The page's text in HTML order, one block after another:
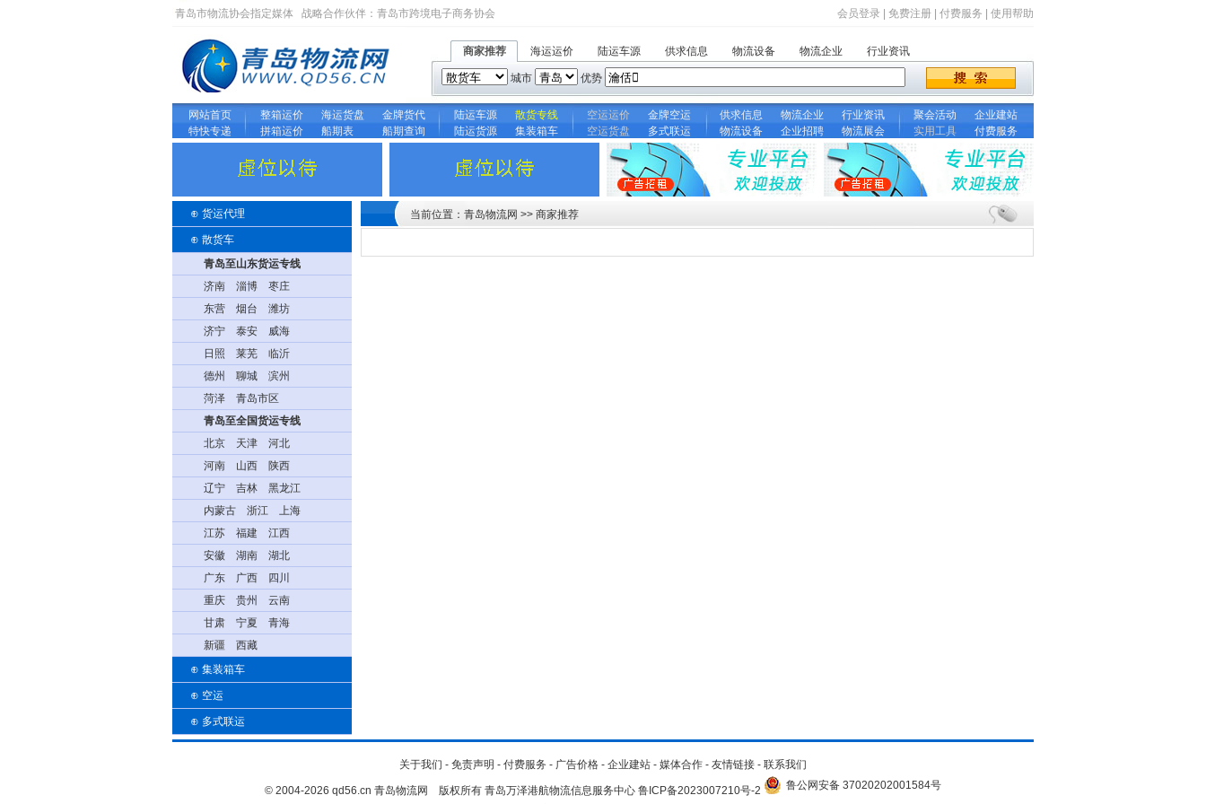
青岛市物流协会指定媒体 战略合作伙伴： 青岛市跨境电子商务协会 会员登录 免费注册 付费服务 使用帮助
商家推荐 海运运价 陆运车源 供求信息 物流设备 物流企业 行业资讯
城市 优势
网站首页 整箱运价 海运货盘 金牌货代 陆运车源 散货专线 空运运价 金牌空运 供求信息 物流企业 行业资讯 聚会活动
企业建站
特快专递
拼箱运价 船期表 船期查询 陆运货源 集装箱车 空运货盘 多式联运 物流设备 企业招聘 物流展会 实用工具 付费服务
⊕ 货运代理
⊕ 散货车
青岛至山东货运专线
济南
淄博
枣庄
东营
烟台
潍坊
济宁
泰安
威海
日照
莱芜
临沂
德州
聊城
滨州
菏泽
青岛市区
青岛至全国货运专线
北京
天津
河北
河南
山西
陕西
辽宁
吉林
黑龙江
内蒙古
浙江
上海
江苏
福建
江西
安徽
湖南
湖北
广东
广西
四川
重庆
贵州
云南
甘肃
宁夏
青海
新疆
西藏
⊕ 集装箱车
⊕ 空运
⊕ 多式联运
当前位置：青岛物流网 >> 商家推荐
关于我们 - 免责声明 - 付费服务 - 广告价格 - 企业建站 - 媒体合作 - 友情链接 - 联系我们
© 2004-2026 qd56.cn 青岛物流网 版权所有 青岛万泽港航物流信息服务中心 鲁ICP备2023007210号-2
鲁公网安备 37020202001584号